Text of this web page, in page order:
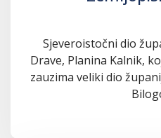
Sjeveroistočni dio
Drave, Planina Kalnik,
zauzima veliki dio